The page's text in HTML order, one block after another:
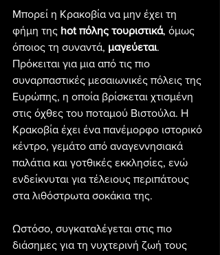
Μπορεί η Κρακοβία να μην έχει τη
φήμη της hot πόλης τουριστικά, όμως
όποιος τη συναντά, μαγεύεται.
Πρόκειται για μια από τις πιο
συναρπαστικές μεσαιωνικές πόλεις της
Ευρώπης, η οποία βρίσκεται χτισμένη
στις όχθες του ποταμού Βιστούλα. Η
Κρακοβία έχει ένα πανέμορφο ιστορικό
κέντρο, γεμάτο από αναγεννησιακά
παλάτια και γοτθικές εκκλησίες, ενώ
ενδείκνυται για τέλειους περιπάτους
στα λιθόστρωτα σοκάκια της.
Ωστόσο, συγκαταλέγεται στις πιο
διάσημες για τη νυχτερινή ζωή τους